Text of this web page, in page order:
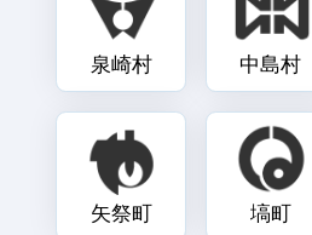
泉崎村 中島村
矢祭町 塙町